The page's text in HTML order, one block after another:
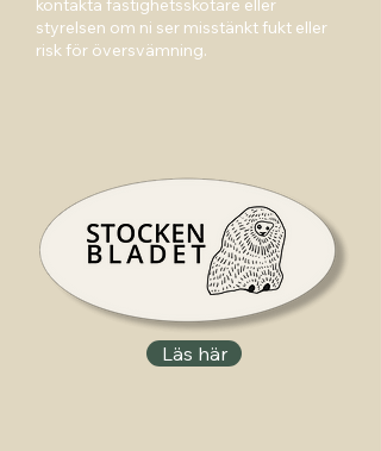
kontakta fastighetsskötare eller
styrelsen om ni ser misstänkt fukt eller
risk för översvämning.
Läs här